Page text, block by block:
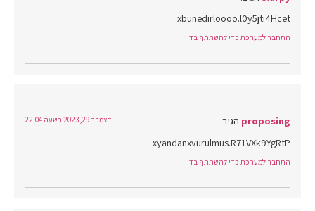
xbunedirloooo.l0y5jti4Hcet
התחבר למערכת כדי להשתתף בדיון
proposing הגיב: דצמבר 29, 2023 בשעה 22:04
xyandanxvurulmus.R71VXk9YgRtP
התחבר למערכת כדי להשתתף בדיון